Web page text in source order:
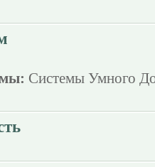
Системы Умного